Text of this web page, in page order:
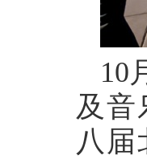
10
及音
八届